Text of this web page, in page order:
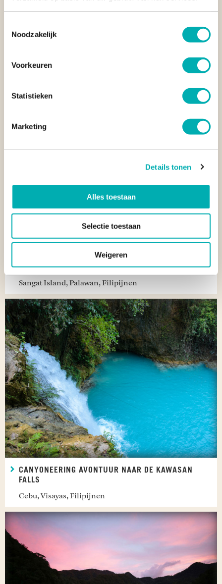
Noodzakelijk
Voorkeuren
Statistieken
Marketing
Details tonen
Alles toestaan
Selectie toestaan
Weigeren
BEKLIM DE BEROEMDE HIBOK-HIBOK VULKAAN OP
Camiguin, Mindanao, Filipijnen
ONTDEK SANGAT ISLAND DIVE RESORT: EEN
DUURZAAM PRIVÉPARADIJS IN CORON
Sangat Island, Palawan, Filipijnen
CANYONEERING AVONTUUR NAAR DE KAWASAN
FALLS
Cebu, Visayas, Filipijnen